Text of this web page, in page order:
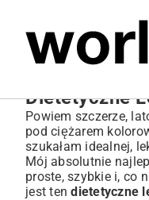
Dietetyczne
Powiem szczerze,
pod ciężarem
szukałam idealnej,
Mój absolutnie
proste, szybkie i, co
jest tendietetyczne